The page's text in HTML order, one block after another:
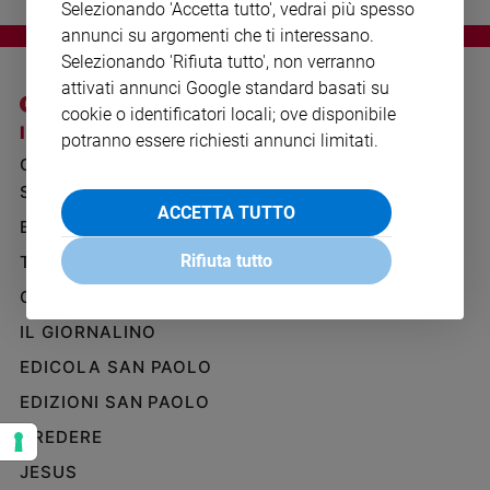
Ambiente
Volontariato
Diritti
Aziende
di
valore
Caso
settimana
Migranti
Diversità
inclusione
Costume
Cultura
e
spettacoli
I SITI SAN PAOLO
GRUPPO EDITORIALE
SAN PAOLO
BENESSERE
TELENOVA
GAZZETTA D'ALBA
IL GIORNALINO
EDICOLA SAN PAOLO
EDIZIONI SAN PAOLO
CREDERE
JESUS
NOTE LEGALI
WHISTLEBLOWING
SOCIAL
Selezionando 'Accetta tutto', vedrai più spesso
annunci su argomenti che ti interessano.
Selezionando 'Rifiuta tutto', non verranno
attivati annunci Google standard basati su
cookie o identificatori locali; ove disponibile
potranno essere richiesti annunci limitati.
ACCETTA TUTTO
Rifiuta tutto